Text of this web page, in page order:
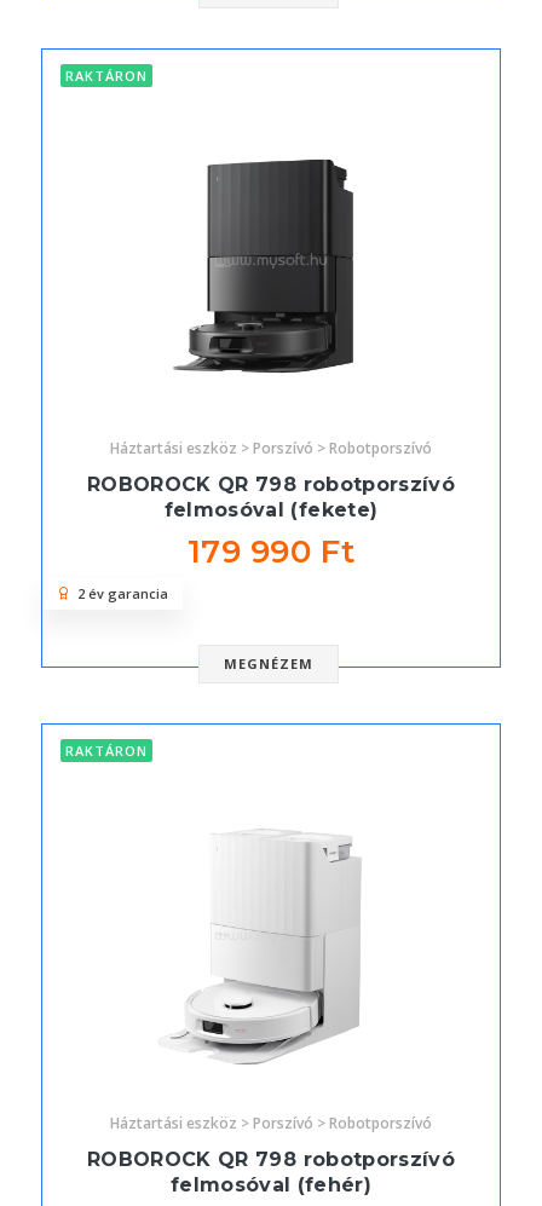
RAKTÁRON
Háztartási eszköz > Porszívó > Robotporszívó
ROBOROCK QR 798 robotporszívó
felmosóval (fekete)
179 990 Ft
MEGNÉZEM
2 év garancia
RAKTÁRON
Háztartási eszköz > Porszívó > Robotporszívó
ROBOROCK QR 798 robotporszívó
felmosóval (fehér)